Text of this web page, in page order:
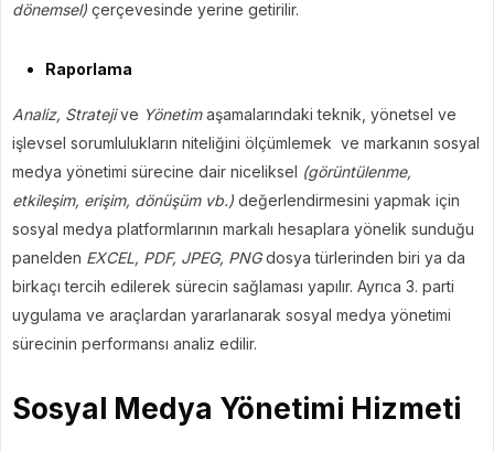
dönemsel) çerçevesinde yerine getirilir.
Raporlama
Analiz, Stratejive Yönetimaşamalarındaki teknik, yönetsel ve
işlevsel sorumlulukların niteliğini ölçümlemek ve markanın sosyal
medya yönetimi sürecine dair niceliksel (görüntülenme,
etkileşim, erişim, dönüşüm vb.) değerlendirmesini yapmak için
sosyal medya platformlarının markalı hesaplara yönelik sunduğu
panelden EXCEL, PDF, JPEG, PNGdosya türlerinden biri ya da
birkaçı tercih edilerek sürecin sağlaması yapılır. Ayrıca 3. parti
uygulama ve araçlardan yararlanarak sosyal medya yönetimi
sürecinin performansı analiz edilir.
Sosyal Medya Yönetimi Hizmeti